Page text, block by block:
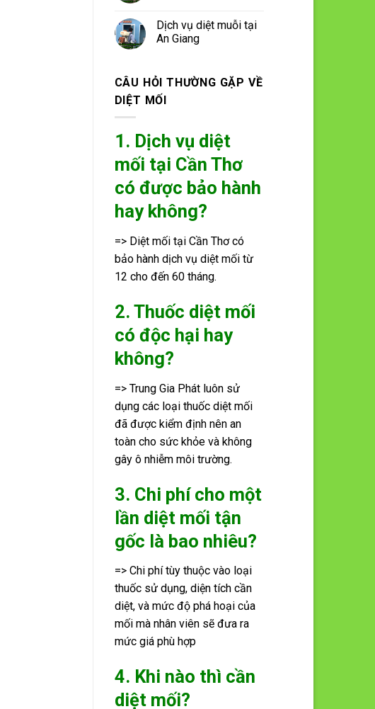
Dịch vụ diệt muỗi tại
An Giang
CÂU HỎI THƯỜNG GẶP VỀ
DIỆT MỐI
1. Dịch vụ diệt
mối tại Cần Thơ
có được bảo hành
hay không?
=> Diệt mối tại Cần Thơ có
bảo hành dịch vụ diệt mối từ
12 cho đến 60 tháng.
2. Thuốc diệt mối
có độc hại hay
không?
=> Trung Gia Phát luôn sử
dụng các loại thuốc diệt mối
đã được kiểm định nên an
toàn cho sức khỏe và không
gây ô nhiễm môi trường.
3. Chi phí cho một
lần diệt mối tận
gốc là bao nhiêu?
=> Chi phí tùy thuộc vào loại
thuốc sử dụng, diện tích cần
diệt, và mức độ phá hoại của
mối mà nhân viên sẽ đưa ra
mức giá phù hợp
4. Khi nào thì cần
diệt mối?